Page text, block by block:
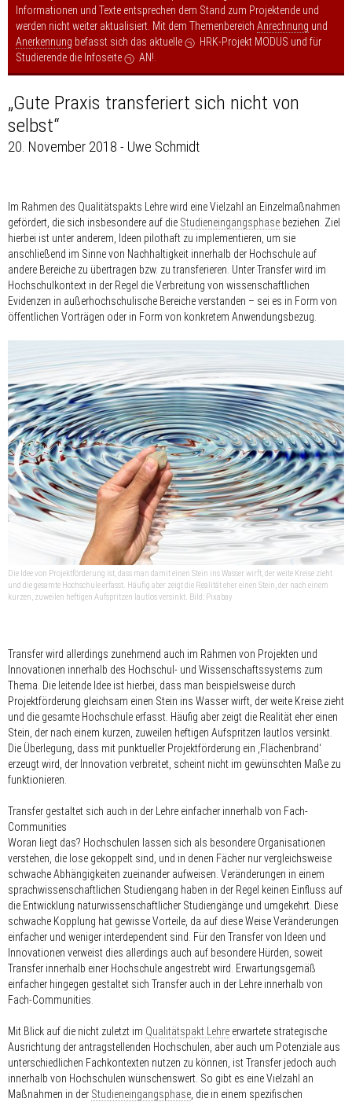
Informationen und Texte entsprechen dem Stand zum Projektende und
werden nicht weiter aktualisiert. Mit dem Themenbereich Anrechnung und
Anerkennung befasst sich das aktuelle HRK-Projekt MODUS und für
Studierende die Infoseite
AN!
„Gute Praxis transferiert sich nicht von
selbst“
20. November 2018 - Uwe Schmidt
Im Rahmen des Qualitätspakts Lehre wird eine Vielzahl an Einzelmaßnahmen
gefördert, die sich insbesondere auf die Studieneingangsphase beziehen. Ziel
hierbei ist unter anderem, Ideen pilothaft zu implementieren, um sie
anschließend im Sinne von Nachhaltigkeit innerhalb der Hochschule auf
andere Bereiche zu übertragen bzw. zu transferieren. Unter Transfer wird im
Hochschulkontext in der Regel die Verbreitung von wissenschaftlichen
Evidenzen in außerhochschulische Bereiche verstanden – sei es in Form von
öffentlichen Vorträgen oder in Form von konkretem Anwendungsbezug.
Die Idee von Projektförderung ist, dass man damit einen Stein ins Wasser wirft, der weite Kreise zieht
und die gesamte Hochschule erfasst. Häufig aber zeigt die Realität eher einen Stein, der nach einem
kurzen, zuweilen heftigen Aufspritzen lautlos versinkt. Bild: Pixabay
Transfer wird allerdings zunehmend auch im Rahmen von Projekten und
Innovationen innerhalb des Hochschul- und Wissenschaftssystems zum
Thema. Die leitende Idee ist hierbei, dass man beispielsweise durch
Projektförderung gleichsam einen Stein ins Wasser wirft, der weite Kreise zieht
und die gesamte Hochschule erfasst. Häufig aber zeigt die Realität eher einen
Stein, der nach einem kurzen, zuweilen heftigen Aufspritzen lautlos versinkt.
Die Überlegung, dass mit punktueller Projektförderung ein ‚Flächenbrand‘
erzeugt wird, der Innovation verbreitet, scheint nicht im gewünschten Maße zu
funktionieren.
Transfer gestaltet sich auch in der Lehre einfacher innerhalb von Fach-
Communities
Woran liegt das? Hochschulen lassen sich als besondere Organisationen
verstehen, die lose gekoppelt sind, und in denen Fächer nur vergleichsweise
schwache Abhängigkeiten zueinander aufweisen. Veränderungen in einem
sprachwissenschaftlichen Studiengang haben in der Regel keinen Einfluss auf
die Entwicklung naturwissenschaftlicher Studiengänge und umgekehrt. Diese
schwache Kopplung hat gewisse Vorteile, da auf diese Weise Veränderungen
einfacher und weniger interdependent sind. Für den Transfer von Ideen und
Innovationen verweist dies allerdings auch auf besondere Hürden, soweit
Transfer innerhalb einer Hochschule angestrebt wird. Erwartungsgemäß
einfacher hingegen gestaltet sich Transfer auch in der Lehre innerhalb von
Fach-Communities.
Mit Blick auf die nicht zuletzt im Qualitätspakt Lehre erwartete strategische
Ausrichtung der antragstellenden Hochschulen, aber auch um Potenziale aus
unterschiedlichen Fachkontexten nutzen zu können, ist Transfer jedoch auch
innerhalb von Hochschulen wünschenswert. So gibt es eine Vielzahl an
Maßnahmen in der Studieneingangsphase , die in einem spezifischen